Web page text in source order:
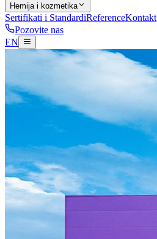
Hemija i kozmetika
Sertifikati i StandardiReferenceKontakt
Pozovite nas
EN